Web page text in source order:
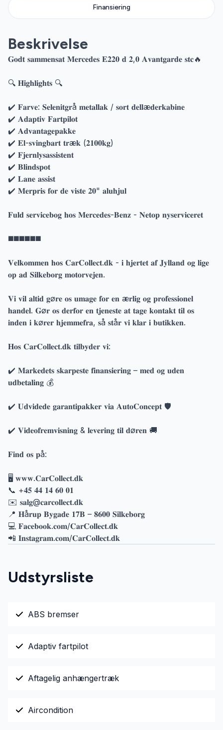
Finansiering
Beskrivelse
𝐆𝐨𝐝𝐭 𝐬𝐚𝐦𝐦𝐞𝐧𝐬𝐚𝐭 𝐌𝐞𝐫𝐜𝐞𝐝𝐞𝐬 𝐄𝟐𝟐𝟎 𝐝 𝟐,𝟎 𝐀𝐯𝐚𝐧𝐭𝐠𝐚𝐫𝐝𝐞 𝐬𝐭𝐜🔥
🔍 𝐇𝐢𝐠𝐡𝐥𝐢𝐠𝐡𝐭𝐬 🔍
✔️ 𝐅𝐚𝐫𝐯𝐞: 𝐒𝐞𝐥𝐞𝐧𝐢𝐭𝐠𝐫å 𝐦𝐞𝐭𝐚𝐥𝐥𝐚𝐤 / 𝐬𝐨𝐫𝐭 𝐝𝐞𝐥𝐥æ𝐝𝐞𝐫𝐤𝐚𝐛𝐢𝐧𝐞
✔️ 𝐀𝐝𝐚𝐩𝐭𝐢𝐯 𝐅𝐚𝐫𝐭𝐩𝐢𝐥𝐨𝐭
✔️ 𝐀𝐝𝐯𝐚𝐧𝐭𝐚𝐠𝐞𝐩𝐚𝐤𝐤𝐞
✔️ 𝐄𝐥-𝐬𝐯𝐢𝐧𝐠𝐛𝐚𝐫𝐭 𝐭𝐫æ𝐤 (𝟐𝟏𝟎𝟎𝐤𝐠)
✔️ 𝐅𝐣𝐞𝐫𝐧𝐥𝐲𝐬𝐚𝐬𝐬𝐢𝐬𝐭𝐞𝐧𝐭
✔️ 𝐁𝐥𝐢𝐧𝐝𝐬𝐩𝐨𝐭
✔️ 𝐋𝐚𝐧𝐞 𝐚𝐬𝐬𝐢𝐬𝐭
✔️ 𝐌𝐞𝐫𝐩𝐫𝐢𝐬 𝐟𝐨𝐫 𝐝𝐞 𝐯𝐢𝐬𝐭𝐞 𝟐𝟎" 𝐚𝐥𝐮𝐡𝐣𝐮𝐥
𝐅𝐮𝐥𝐝 𝐬𝐞𝐫𝐯𝐢𝐜𝐞𝐛𝐨𝐠 𝐡𝐨𝐬 𝐌𝐞𝐫𝐜𝐞𝐝𝐞𝐬-𝐁𝐞𝐧𝐳 - 𝐍𝐞𝐭𝐨𝐩 𝐧𝐲𝐬𝐞𝐫𝐯𝐢𝐜𝐞𝐫𝐞𝐭
◼️◼️◼️◼️◼️◼️
𝐕𝐞𝐥𝐤𝐨𝐦𝐦𝐞𝐧 𝐡𝐨𝐬 𝐂𝐚𝐫𝐂𝐨𝐥𝐥𝐞𝐜𝐭.𝐝𝐤 - 𝐢 𝐡𝐣𝐞𝐫𝐭𝐞𝐭 𝐚𝐟 𝐉𝐲𝐥𝐥𝐚𝐧𝐝 𝐨𝐠 𝐥𝐢𝐠𝐞
𝐨𝐩 𝐚𝐝 𝐒𝐢𝐥𝐤𝐞𝐛𝐨𝐫𝐠 𝐦𝐨𝐭𝐨𝐫𝐯𝐞𝐣𝐞𝐧.
𝐕𝐢 𝐯𝐢𝐥 𝐚𝐥𝐭𝐢𝐝 𝐠ø𝐫𝐞 𝐨𝐬 𝐮𝐦𝐚𝐠𝐞 𝐟𝐨𝐫 𝐞𝐧 æ𝐫𝐥𝐢𝐠 𝐨𝐠 𝐩𝐫𝐨𝐟𝐞𝐬𝐬𝐢𝐨𝐧𝐞𝐥
𝐡𝐚𝐧𝐝𝐞𝐥. 𝐆ø𝐫 𝐨𝐬 𝐝𝐞𝐫𝐟𝐨𝐫 𝐞𝐧 𝐭𝐣𝐞𝐧𝐞𝐬𝐭𝐞 𝐚𝐭 𝐭𝐚𝐠𝐞 𝐤𝐨𝐧𝐭𝐚𝐤𝐭 𝐭𝐢𝐥 𝐨𝐬
𝐢𝐧𝐝𝐞𝐧 𝐢 𝐤ø𝐫𝐞𝐫 𝐡𝐣𝐞𝐦𝐦𝐞𝐟𝐫𝐚, 𝐬å 𝐬𝐭å𝐫 𝐯𝐢 𝐤𝐥𝐚𝐫 𝐢 𝐛𝐮𝐭𝐢𝐤𝐤𝐞𝐧.
𝐇𝐨𝐬 𝐂𝐚𝐫𝐂𝐨𝐥𝐥𝐞𝐜𝐭.𝐝𝐤 𝐭𝐢𝐥𝐛𝐲𝐝𝐞𝐫 𝐯𝐢:
✔️ 𝐌𝐚𝐫𝐤𝐞𝐝𝐞𝐭𝐬 𝐬𝐤𝐚𝐫𝐩𝐞𝐬𝐭𝐞 𝐟𝐢𝐧𝐚𝐧𝐬𝐢𝐞𝐫𝐢𝐧𝐠 – 𝐦𝐞𝐝 𝐨𝐠 𝐮𝐝𝐞𝐧
𝐮𝐝𝐛𝐞𝐭𝐚𝐥𝐢𝐧𝐠 💰
✔️ 𝐔𝐝𝐯𝐢𝐝𝐞𝐝𝐞 𝐠𝐚𝐫𝐚𝐧𝐭𝐢𝐩𝐚𝐤𝐤𝐞𝐫 𝐯𝐢𝐚 𝐀𝐮𝐭𝐨𝐂𝐨𝐧𝐜𝐞𝐩𝐭 🛡️
✔️ 𝐕𝐢𝐝𝐞𝐨𝐟𝐫𝐞𝐦𝐯𝐢𝐬𝐧𝐢𝐧𝐠 & 𝐥𝐞𝐯𝐞𝐫𝐢𝐧𝐠 𝐭𝐢𝐥 𝐝ø𝐫𝐞𝐧 🚚
𝐅𝐢𝐧𝐝 𝐨𝐬 𝐩å:
🖥 𝐰𝐰𝐰.𝐂𝐚𝐫𝐂𝐨𝐥𝐥𝐞𝐜𝐭.𝐝𝐤
📞 +𝟒𝟓 𝟒𝟒 𝟏𝟒 𝟔𝟎 𝟎𝟏
✉️ 𝐬𝐚𝐥𝐠@𝐜𝐚𝐫𝐜𝐨𝐥𝐥𝐞𝐜𝐭.𝐝𝐤
📍 𝐇å𝐫𝐮𝐩 𝐁𝐲𝐠𝐚𝐝𝐞 𝟏𝟕𝐁 – 𝟖𝟔𝟎𝟎 𝐒𝐢𝐥𝐤𝐞𝐛𝐨𝐫𝐠
💻 𝐅𝐚𝐜𝐞𝐛𝐨𝐨𝐤.𝐜𝐨𝐦/𝐂𝐚𝐫𝐂𝐨𝐥𝐥𝐞𝐜𝐭.𝐝𝐤
📲 𝐈𝐧𝐬𝐭𝐚𝐠𝐫𝐚𝐦.𝐜𝐨𝐦/𝐂𝐚𝐫𝐂𝐨𝐥𝐥𝐞𝐜𝐭.𝐝𝐤
Udstyrsliste
ABS bremser
Adaptiv fartpilot
Aftagelig anhængertræk
Aircondition